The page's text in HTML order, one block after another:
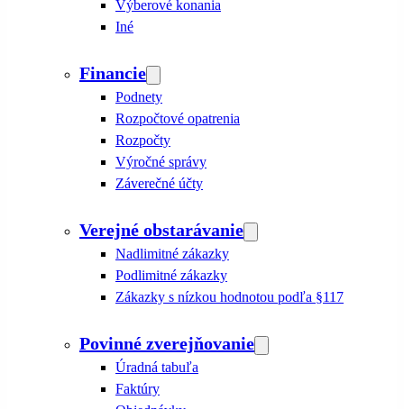
Výberové konania
Iné
Financie
Podnety
Rozpočtové opatrenia
Rozpočty
Výročné správy
Záverečné účty
Verejné obstarávanie
Nadlimitné zákazky
Podlimitné zákazky
Zákazky s nízkou hodnotou podľa §117
Povinné zverejňovanie
Úradná tabuľa
Faktúry